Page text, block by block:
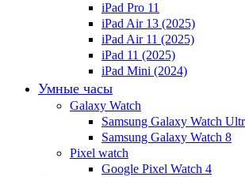
iPad Pro 11
iPad Air 13 (2025)
iPad Air 11 (2025)
iPad 11 (2025)
iPad Mini (2024)
Умные часы
Galaxy Watch
Samsung Galaxy Watch
Samsung Galaxy Watch 8
Pixel watch
Google Pixel Watch 4